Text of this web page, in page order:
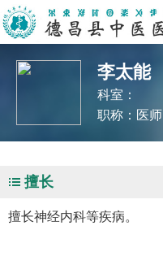
李太能
科室：
职称：医师
擅长
擅长神经内科等疾病。